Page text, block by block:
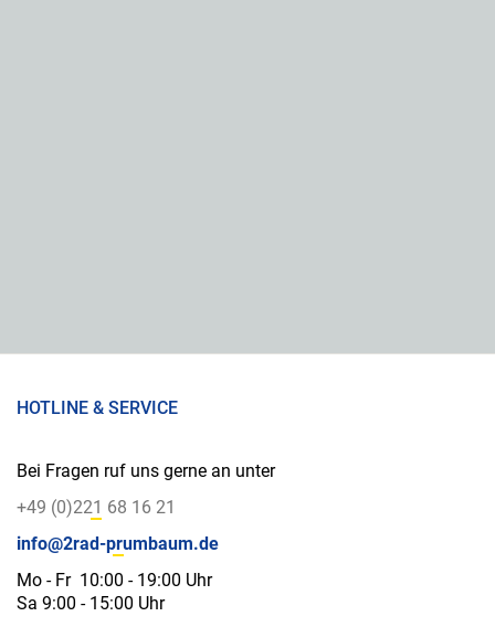
HOTLINE & SERVICE
Bei Fragen ruf uns gerne an unter
+49 (0)221 68 16 21
info@2rad-prumbaum.de
Mo - Fr 10:00 - 19:00 Uhr
Sa 9:00 - 15:00 Uhr